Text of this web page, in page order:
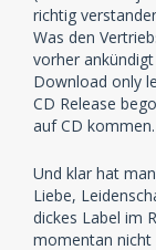
richtig
Was den
vorher
Download only
CD Release
auf CD
Und klar hat
Liebe,
dickes Label im
momentan nicht